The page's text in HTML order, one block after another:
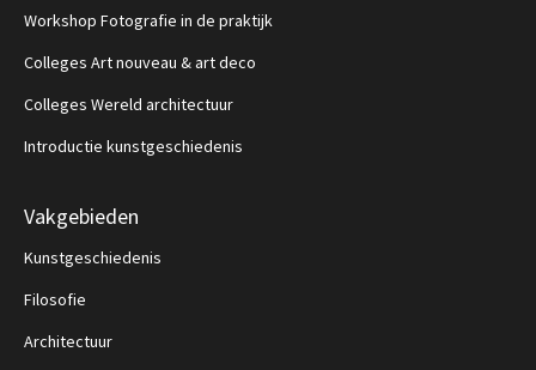
Workshop Fotografie in de praktijk
Colleges Art nouveau & art deco
Colleges Wereld architectuur
Introductie kunstgeschiedenis
Vakgebieden
Kunstgeschiedenis
Filosofie
Architectuur